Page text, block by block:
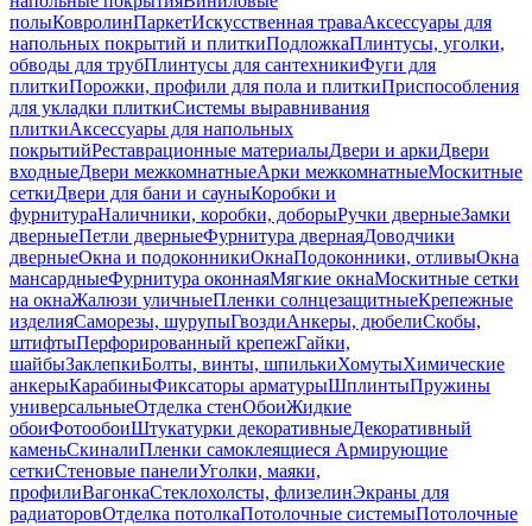
полыКовролинПаркетИскусственная траваАксессуары для
напольных покрытий и плиткиПодложкаПлинтусы, уголки,
обводы для трубПлинтусы для сантехникиФуги для
плиткиПорожки, профили для пола и плиткиПриспособления
для укладки плиткиСистемы выравнивания
плиткиАксессуары для напольных
покрытийРеставрационные материалыДвери и аркиДвери
входныеДвери межкомнатныеАрки межкомнатныеМоскитные
сеткиДвери для бани и сауныКоробки и
фурнитураНаличники, коробки, доборыРучки дверныеЗамки
дверныеПетли дверныеФурнитура двернаяДоводчики
дверныеОкна и подоконникиОкнаПодоконники, отливыОкна
мансардныеФурнитура оконнаяМягкие окнаМоскитные сетки
на окнаЖалюзи уличныеПленки солнцезащитныеКрепежные
изделияСаморезы, шурупыГвоздиАнкеры, дюбелиСкобы,
штифтыПерфорированный крепежГайки,
шайбыЗаклепкиБолты, винты, шпилькиХомутыХимические
анкерыКарабиныФиксаторы арматурыШплинтыПружины
универсальныеОтделка стенОбоиЖидкие
обоиФотообоиШтукатурки декоративныеДекоративный
каменьСкиналиПленки самоклеящиеся Армирующие
сеткиСтеновые панелиУголки, маяки,
профилиВагонкаСтеклохолсты, флизелинЭкраны для
радиаторовОтделка потолкаПотолочные системыПотолочные